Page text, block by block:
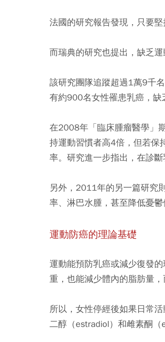
法國的研究報告發現，只要
而瑞典的研究也提出，缺乏
該研究團隊追蹤超過1萬9千
有約900名女性罹患乳癌，缺
在2008年「臨床腫瘤醫學」
持運動習慣者高4倍，但若保
率。研究進一步指出，在診
另外，2011年的另一篇研究
率、淋巴水腫，甚至降低憂鬱
運動防癌的理論基礎
運動能預防乳癌或減少復發
重，也能減少體內的脂肪量
所以，女性停經後如果日常
二醇（estradiol）和雌素酮（